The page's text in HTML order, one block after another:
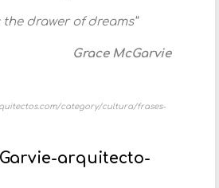
the drawer of dreams”
Grace McGarvie
category/cultura/frases-